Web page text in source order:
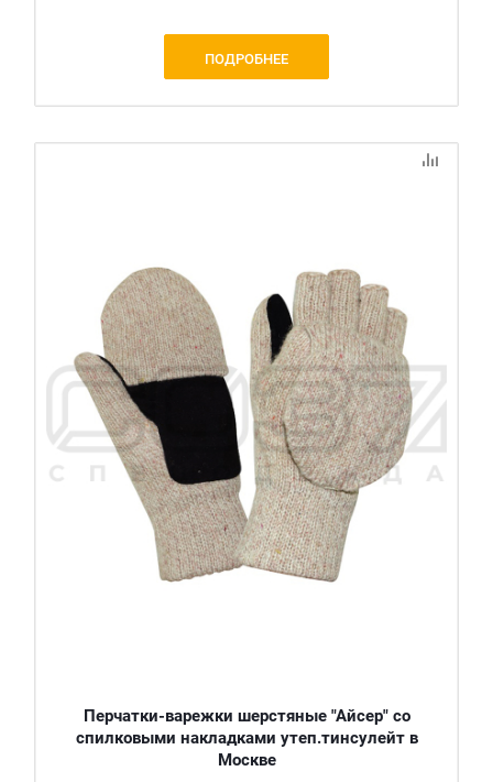
ПОДРОБНЕЕ
Перчатки-варежки шерстяные "Айсер" со
спилковыми накладками утеп.тинсулейт в
Москве